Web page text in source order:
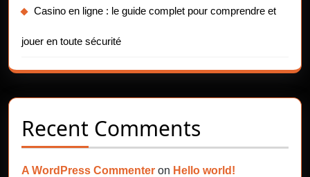
Casino en ligne : le guide complet pour comprendre et
jouer en toute sécurité
Recent Comments
A WordPress Commenter on Hello world!